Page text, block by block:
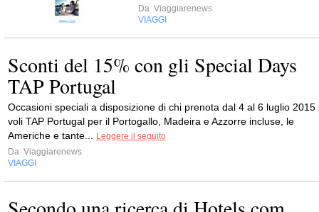
Da Viaggiarenews
VIAGGI
Sconti del 15% con gli Special Days
TAP Portugal
Occasioni speciali a disposizione di chi prenota dal 4 al 6 luglio 2015
voli TAP Portugal per il Portogallo, Madeira e Azzorre incluse, le
Americhe e tante...
Leggere il seguito
Da Viaggiarenews
VIAGGI